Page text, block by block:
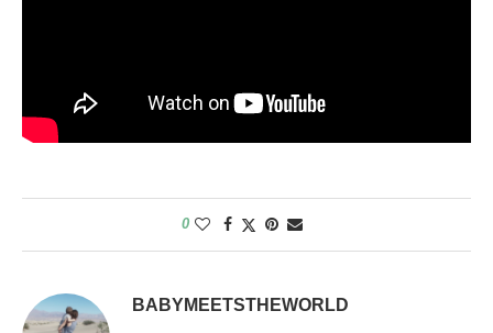
0
BABYMEETSTHEWORLD